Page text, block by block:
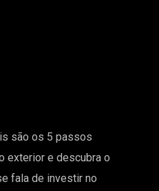
são os 5 passos
exterior e descubra o
fala de investir no